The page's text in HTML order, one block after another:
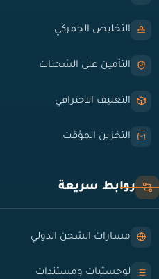
التخليص الجمركي
التأمين على الشحنات
التغليف الاحترافي
التخزين المؤقت
روابط سريعة
مسارات الشحن الدولي
لوجستيات ومستندات